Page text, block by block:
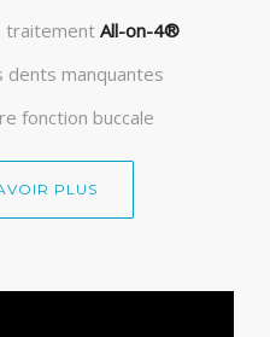
traitement All-on-4®
dents manquantes
fonction buccale
PLUS